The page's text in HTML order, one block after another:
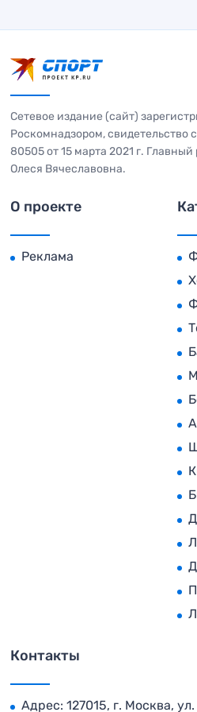
Сетевое издание (сайт)
Роскомнадзором,
80505 от 15 марта 2021 г.
Олеся Вячеславовна.
О проекте
Реклама
Контакты
Адрес: 127015, г. Москва,